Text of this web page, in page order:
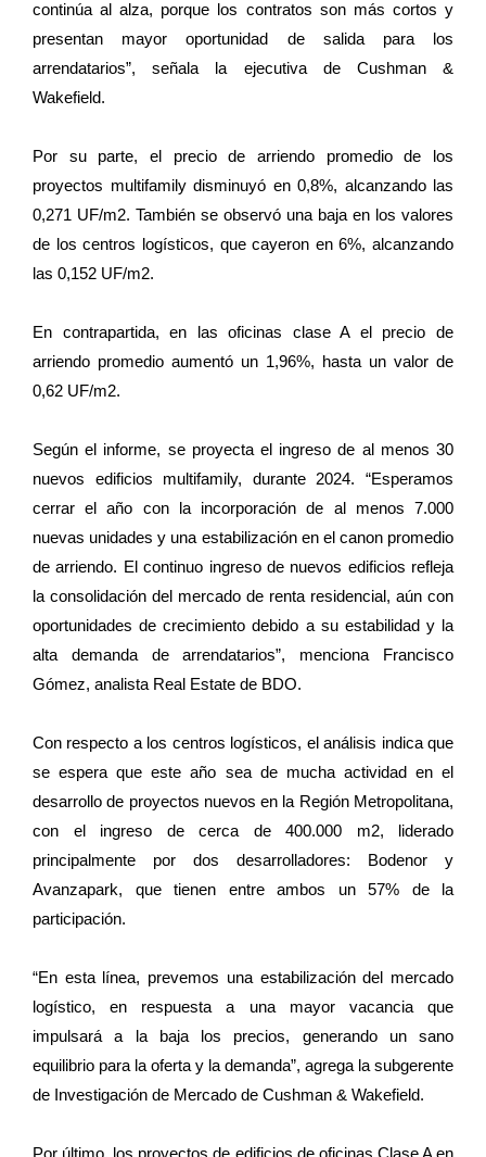
continúa al alza, porque los contratos son más cortos y
presentan mayor oportunidad de salida para los
arrendatarios”, señala la ejecutiva de Cushman &
Wakefield.
Por su parte, el precio de arriendo promedio de los
proyectos multifamily disminuyó en 0,8%, alcanzando las
0,271 UF/m2. También se observó una baja en los valores
de los centros logísticos, que cayeron en 6%, alcanzando
las 0,152 UF/m2.
En contrapartida, en las oficinas clase A el precio de
arriendo promedio aumentó un 1,96%, hasta un valor de
0,62 UF/m2.
Según el informe, se proyecta el ingreso de al menos 30
nuevos edificios multifamily, durante 2024. “Esperamos
cerrar el año con la incorporación de al menos 7.000
nuevas unidades y una estabilización en el canon promedio
de arriendo. El continuo ingreso de nuevos edificios refleja
la consolidación del mercado de renta residencial, aún con
oportunidades de crecimiento debido a su estabilidad y la
alta demanda de arrendatarios”, menciona Francisco
Gómez, analista Real Estate de BDO.
Con respecto a los centros logísticos, el análisis indica que
se espera que este año sea de mucha actividad en el
desarrollo de proyectos nuevos en la Región Metropolitana,
con el ingreso de cerca de 400.000 m2, liderado
principalmente por dos desarrolladores: Bodenor y
Avanzapark, que tienen entre ambos un 57% de la
participación.
“En esta línea, prevemos una estabilización del mercado
logístico, en respuesta a una mayor vacancia que
impulsará a la baja los precios, generando un sano
equilibrio para la oferta y la demanda”, agrega la subgerente
de Investigación de Mercado de Cushman & Wakefield.
Por último, los proyectos de edificios de oficinas Clase A en